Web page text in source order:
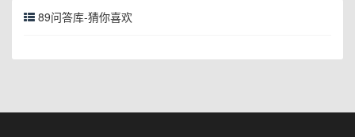
89问答库-猜你喜欢